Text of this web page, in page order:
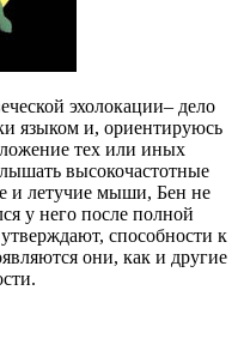
эхолокации– дело
языком и, ориентируюсь
тех или иных
высокочастотные
и летучие мыши, Бен не
у него после полной
способности к
они, как и другие